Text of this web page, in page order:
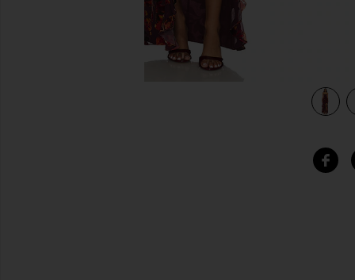
view 3 of 3 MAGNOLIA マキシドレス in Sorrel Burnout